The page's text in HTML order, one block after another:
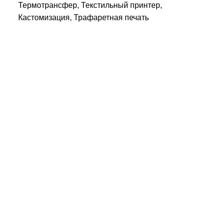
Термотрансфер, Текстильный принтер,
Кастомизация, Трафаретная печать